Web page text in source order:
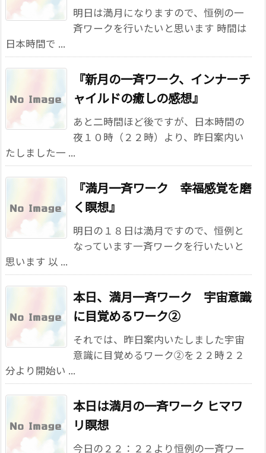
明日は満月になりますので、恒例の一
斉ワークを行いたいと思います 時間は
日本時間で ...
『新月の一斉ワーク、インナーチ
ャイルドの癒しの感想』
あと二時間ほど後ですが、日本時間の
夜１０時（２２時）より、昨日案内い
たしました一 ...
『満月一斉ワーク 幸福感覚を磨
く瞑想』
明日の１８日は満月ですので、恒例と
なっています一斉ワークを行いたいと
思います 以 ...
本日、満月一斉ワーク 宇宙意識
に目覚めるワーク②
それでは、昨日案内いたしました宇宙
意識に目覚めるワーク②を２２時２２
分より開始い ...
本日は満月の一斉ワーク ヒマワ
リ瞑想
今日の２２：２２より恒例の一斉ワー